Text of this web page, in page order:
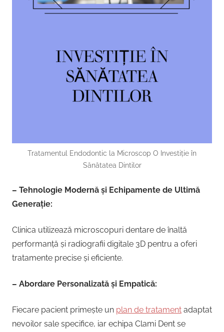
Tratamentul Endodontic la Microscop O Investiție în
Sănătatea Dintilor
– Tehnologie Modernă și Echipamente de Ultimă
Generație:
Clinica utilizează microscopuri dentare de înaltă
performanță și radiografii digitale 3D pentru a oferi
tratamente precise și eficiente.
– Abordare Personalizată și Empatică:
Fiecare pacient primește un plan de tratament adaptat
nevoilor sale specifice, iar echipa Clami Dent se